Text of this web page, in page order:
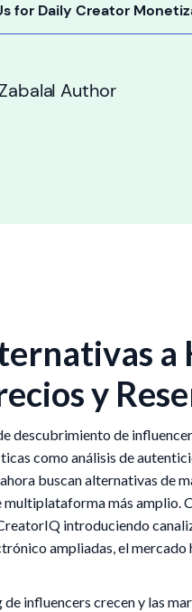
for Daily Creator
I Author
a
y
descubrimiento de
como análisis de
buscan alternativas de
más amplio.
introduciendo
ampliadas, el mercado
influencers crecen y las